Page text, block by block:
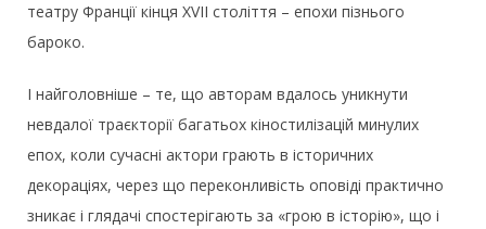
театру Франції кінця XVII століття – епохи пізнього
бароко.
І найголовніше – те, що авторам вдалось уникнути
невдалої траєкторії багатьох кіностилізацій минулих
епох, коли сучасні актори грають в історичних
декораціях, через що переконливість оповіді практично
зникає і глядачі спостерігають за «грою в історію», що і